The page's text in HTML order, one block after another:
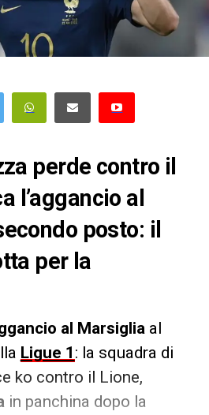
perde contro il
l’aggancio al
posto: il
per la
al Marsiglia al
Ligue 1 : la squadra di
ko contro il Lione,
in panchina dopo la